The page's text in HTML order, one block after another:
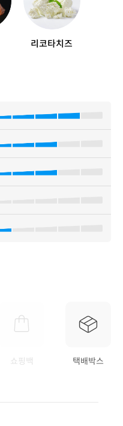
리코타치즈
쇼핑백 택배박스